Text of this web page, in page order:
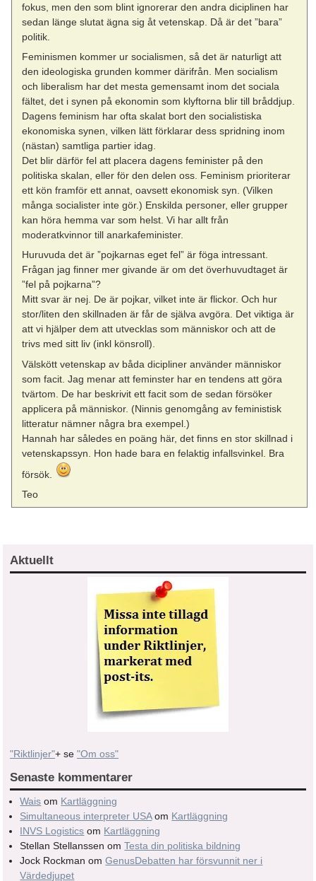
fokus, men den som blint ignorerar den andra diciplinen har
sedan länge slutat ägna sig åt vetenskap. Då är det ”bara”
politik.
Feminismen kommer ur socialismen, så det är naturligt att
den ideologiska grunden kommer därifrån. Men socialism
och liberalism har det mesta gemensamt inom det sociala
fältet, det i synen på ekonomin som klyftorna blir till bråddjup.
Dagens feminism har ofta skalat bort den socialistiska
ekonomiska synen, vilken lätt förklarar dess spridning inom
(nästan) samtliga partier idag.
Det blir därför fel att placera dagens feminister på den
politiska skalan, eller för den delen oss. Feminism prioriterar
ett kön framför ett annat, oavsett ekonomisk syn. (Vilken
många socialister inte gör.) Enskilda personer, eller grupper
kan höra hemma var som helst. Vi har allt från
moderatkvinnor till anarkafeminister.
Huruvuda det är ”pojkarnas eget fel” är föga intressant.
Frågan jag finner mer givande är om det överhuvudtaget är
”fel på pojkarna”?
Mitt svar är nej. De är pojkar, vilket inte är flickor. Och hur
stor/liten den skillnaden är får de själva avgöra. Det viktiga är
att vi hjälper dem att utvecklas som människor och att de
trivs med sitt liv (inkl könsroll).
Välskött vetenskap av båda dicipliner använder människor
som facit. Jag menar att feminster har en tendens att göra
tvärtom. De har beskrivit ett facit som de sedan försöker
applicera på människor. (Ninnis genomgång av feministisk
litteratur nämner några bra exempel.)
Hannah har således en poäng här, det finns en stor skillnad i
vetenskapssyn. Hon hade bara en felaktig infallsvinkel. Bra
försök.
Teo
Aktuellt
"Riktlinjer"+ se "Om oss"
Senaste kommentarer
Wais om Kartläggning
Simultaneous interpreter USAom Kartläggning
INVS Logistics om Kartläggning
Stellan Stellanssen omTesta din politiska bildning
Jock Rockman omGenusDebatten har försvunnit ner i
Värdedjupet